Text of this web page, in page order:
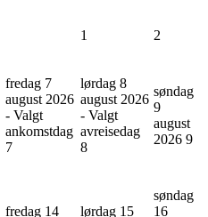
1 2
fredag 7
august 2026
- Valgt
ankomstdag
7
lørdag 8
august 2026
- Valgt
avreisedag
8
søndag
9
august
2026 9
fredag 14 lørdag 15
søndag
16